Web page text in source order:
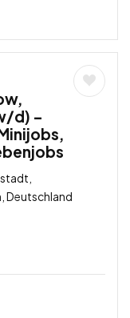
d) –
Deutschland